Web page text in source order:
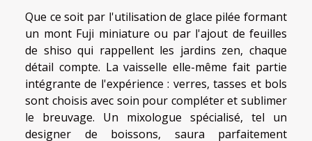
Que ce soit par l'utilisation de glace pilée formant
un mont Fuji miniature ou par l'ajout de feuilles
de shiso qui rappellent les jardins zen, chaque
détail compte. La vaisselle elle-même fait partie
intégrante de l'expérience : verres, tasses et bols
sont choisis avec soin pour compléter et sublimer
le breuvage. Un mixologue spécialisé, tel un
designer de boissons, saura parfaitement